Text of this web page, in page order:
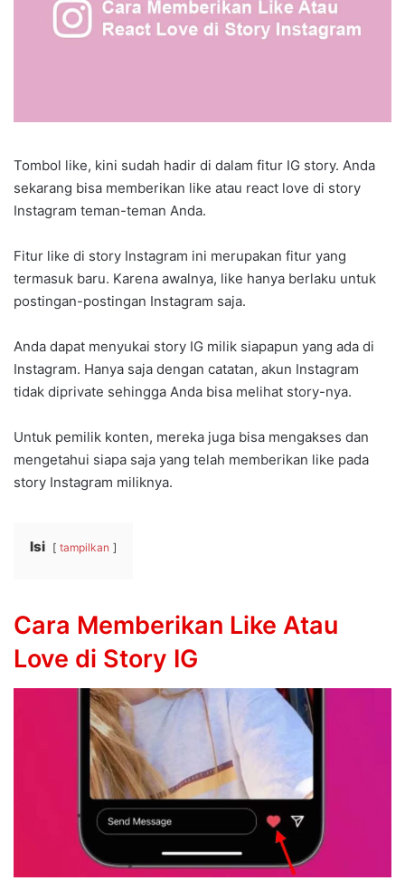
Tombol like, kini sudah hadir di dalam fitur IG story. Anda
sekarang bisa memberikan like atau react love di story
Instagram teman-teman Anda.
Fitur like di story Instagram ini merupakan fitur yang
termasuk baru. Karena awalnya, like hanya berlaku untuk
postingan-postingan Instagram saja.
Anda dapat menyukai story IG milik siapapun yang ada di
Instagram. Hanya saja dengan catatan, akun Instagram
tidak diprivate sehingga Anda bisa melihat story-nya.
Untuk pemilik konten, mereka juga bisa mengakses dan
mengetahui siapa saja yang telah memberikan like pada
story Instagram miliknya.
Isi tampilkan
Cara Memberikan Like Atau
Love di Story IG